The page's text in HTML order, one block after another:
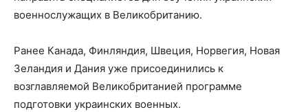
военнослужащих в Великобританию.
Ранее Канада, Финляндия, Швеция, Норвегия, Новая
Зеландия и Дания уже присоединились к
возглавляемой Великобританией программе
подготовки украинских военных.